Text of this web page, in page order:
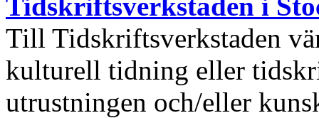
Till Tidskriftsverkstaden
kulturell tidning eller
utrustningen och/eller